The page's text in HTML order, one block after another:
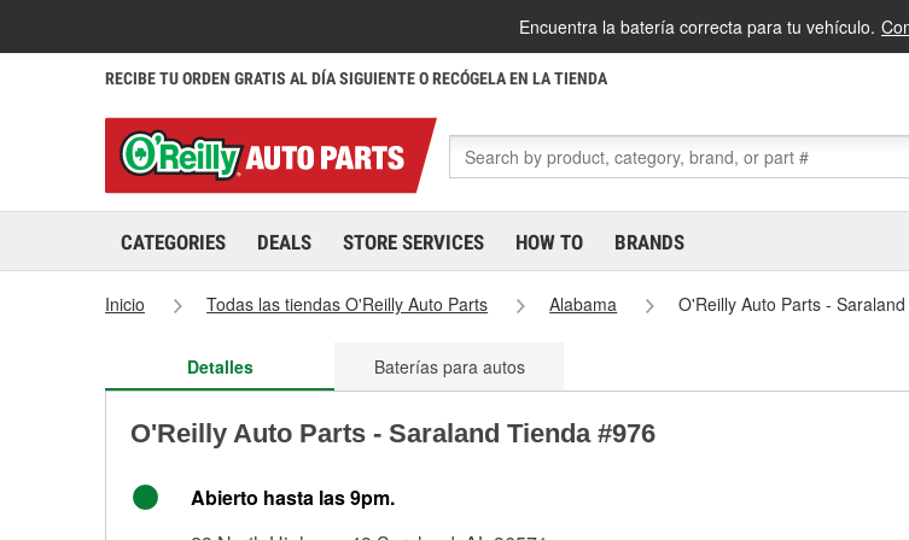
Encuentra la batería correcta para tu vehículo.
RECIBE TU ORDEN GRATIS AL DÍA SIGUIENTE O RECÓGELA EN LA TIENDA
CATEGORIES DEALS STORE SERVICES HOW TO BRANDS
Inicio Todas las tiendas O'Reilly Auto Parts Alabama O'Reilly Auto Parts -
Detalles Baterías para autos
O'Reilly Auto Parts - Saraland Tienda #976
Abierto hasta las 9pm.